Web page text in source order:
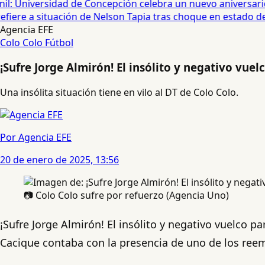
Universidad de Concepción celebra un nuevo aniversario
a situación de Nelson Tapia tras choque en estado de
Agencia EFE
Colo Colo Fútbol
¡Sufre Jorge Almirón! El insólito y negativo
Una insólita situación tiene en vilo al DT de Colo Colo.
Por Agencia EFE
20 de enero de 2025, 13:56
📷 Colo Colo sufre por refuerzo (Agencia Uno)
¡Sufre Jorge Almirón! El insólito y negativo vuelco
Cacique contaba con la presencia de uno de los